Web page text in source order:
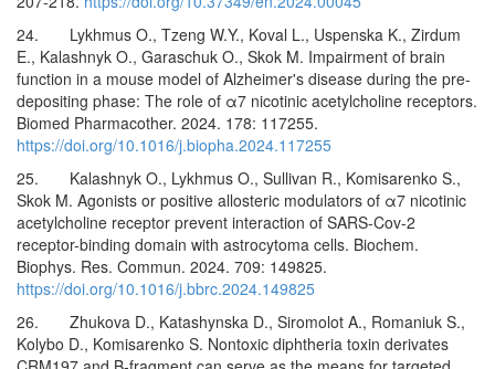
24. Lykhmus O., Tzeng W.Y., Koval L., Uspenska K., Zirdum
E., Kalashnyk O., Garaschuk O., Skok M. Impairment of brain
function in a mouse model of Alzheimer's disease during the pre-
depositing phase: The role of α7 nicotinic acetylcholine receptors.
Biomed Pharmacother. 2024. 178: 117255.
https://doi.org/10.1016/j.biopha.2024.117255
25. Kalashnyk O., Lykhmus O., Sullivan R., Komisarenko S.,
Skok M. Agonists or positive allosteric modulators of α7 nicotinic
acetylcholine receptor prevent interaction of SARS-Cov-2
receptor-binding domain with astrocytoma cells. Biochem.
Biophys. Res. Commun. 2024. 709: 149825.
https://doi.org/10.1016/j.bbrc.2024.149825
26. Zhukova D., Katashynska D., Siromolot A., Romaniuk S.,
Kolybo D., Komisarenko S. Nontoxic diphtheria toxin derivates